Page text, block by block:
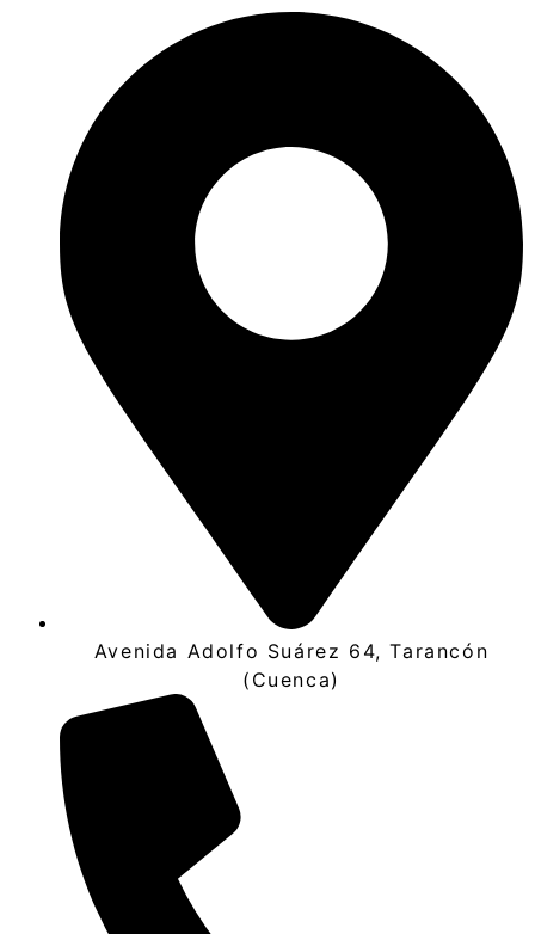
Avenida Adolfo Suárez 64, Tarancón
(Cuenca)